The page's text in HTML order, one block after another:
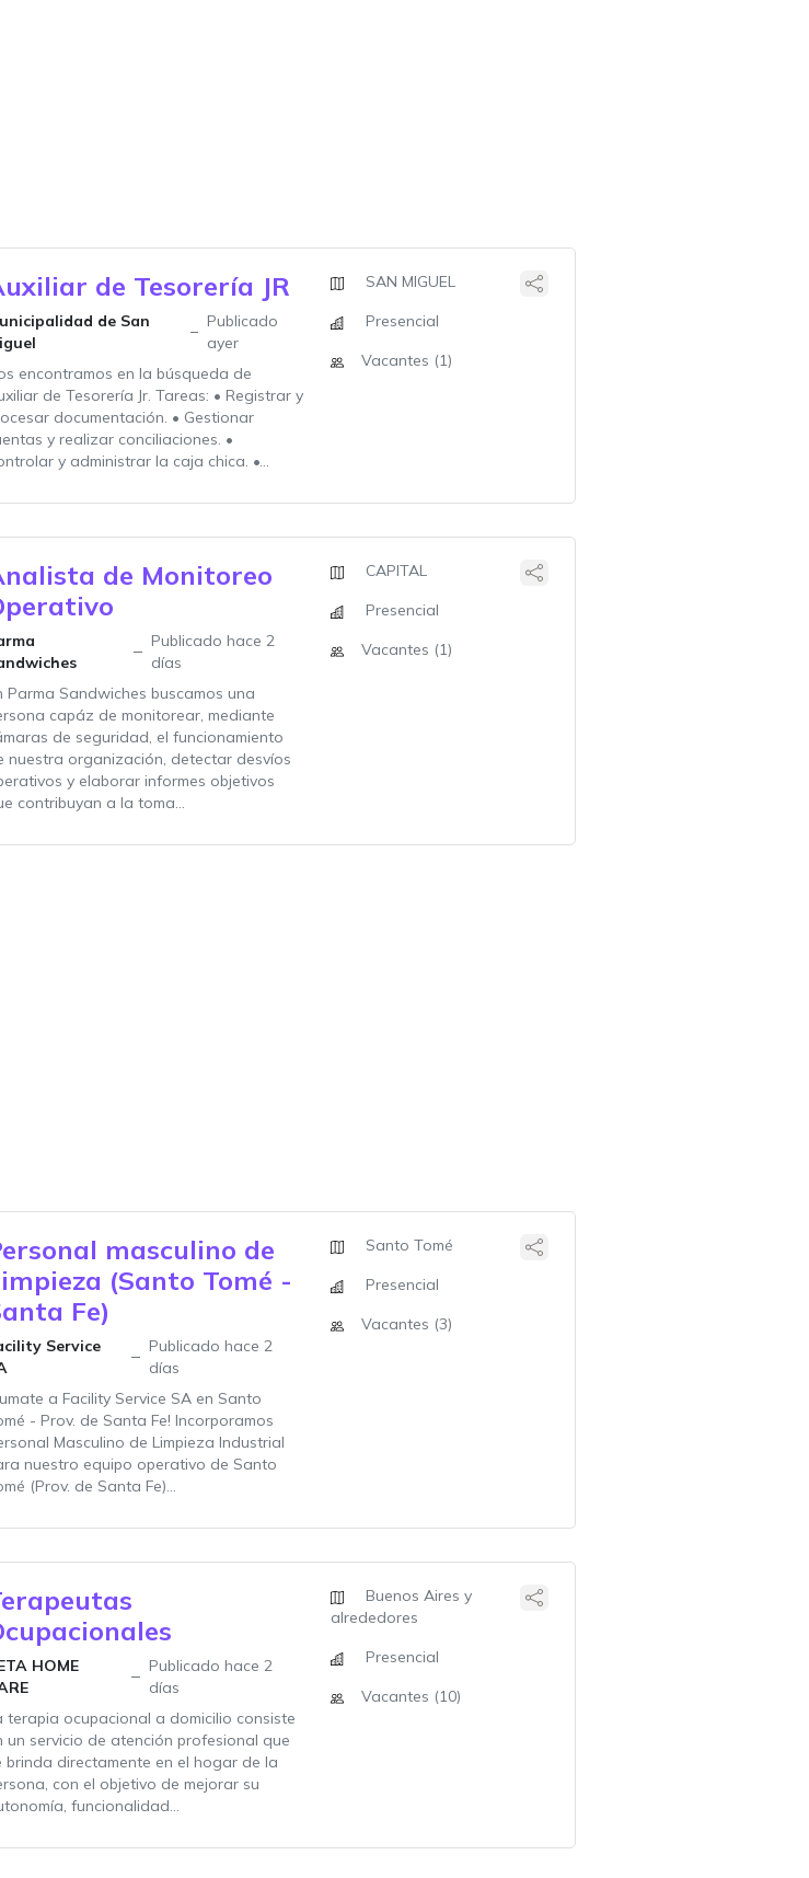
de Tesorería JR
de San
Publicado
ayer
encontramos en la búsqueda de
de Tesorería Jr. Tareas: • Registrar y
documentación. • Gestionar
y realizar conciliaciones. •
y administrar la caja chica. •...
SAN MIGUEL
Presencial
Vacantes (1)
de Monitoreo
Publicado hace 2
días
Parma Sandwiches buscamos una
capáz de monitorear, mediante
de seguridad, el funcionamiento
nuestra organización, detectar desvíos
y elaborar informes objetivos
contribuyan a la toma...
CAPITAL
Presencial
Vacantes (1)
masculino de
(Santo Tomé -
Fe)
Service
Publicado hace 2
días
a Facility Service SA en Santo
- Prov. de Santa Fe! Incorporamos
Masculino de Limpieza Industrial
nuestro equipo operativo de Santo
(Prov. de Santa Fe)...
Santo Tomé
Presencial
Vacantes (3)
HOME
Publicado hace 2
días
terapia ocupacional a domicilio consiste
un servicio de atención profesional que
brinda directamente en el hogar de la
con el objetivo de mejorar su
funcionalidad...
Buenos Aires y
alrededores
Presencial
Vacantes (10)